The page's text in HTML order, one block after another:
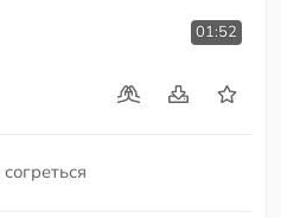
01:52